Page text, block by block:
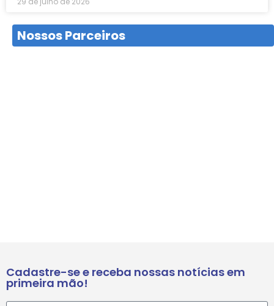
Nossos Parceiros
Cadastre-se e receba nossas notícias em
primeira mão!